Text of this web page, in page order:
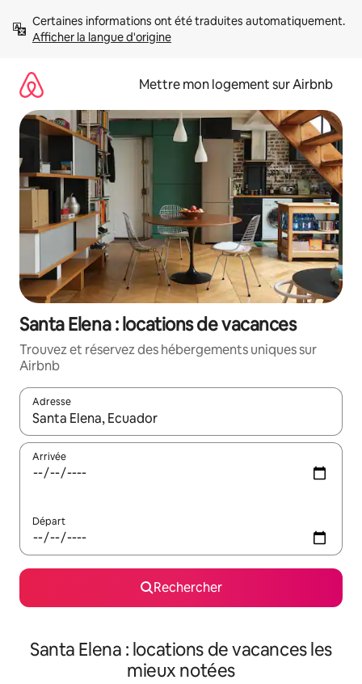
directement
Afficher la langue d'origine
Mettre mon logement sur Airbnb
Santa Elena : locations de vacances
Trouvez et réservez des hébergements uniques sur
Airbnb
Adresse
Lorsque les résultats s'affichent, utilisez les flèches vers le
Arrivée
Départ
Rechercher
Santa Elena : locations de vacances les
mieux notées